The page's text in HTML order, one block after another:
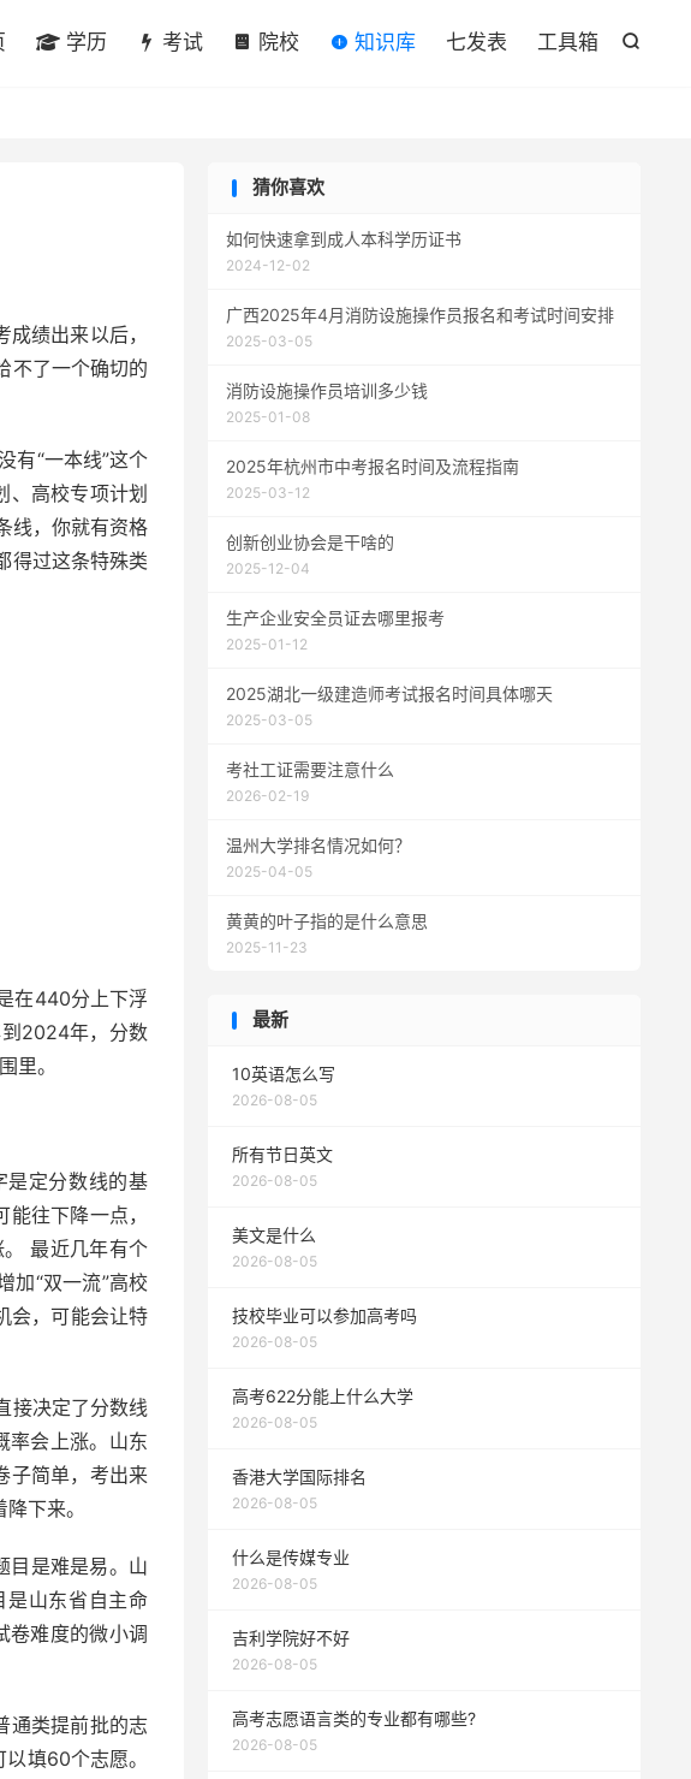

学历 考试 院校 知识库 七发表 工具箱
绩出来以后，
不了一个确切的
有“一本线”这个
、高校专项计划
线，你就有资格
得过这条特殊类
在440分上下浮
2024年，分数
里。
是定分数线的基
往下降一点，
最近几年有个
加“双一流”高校
会，可能会让特
接决定了分数线
率会上涨。山东
子简单，考出来
下来。
目是难是易。山
是山东省自主命
卷难度的微小调
通类提前批的志
填60个志愿。
猜你喜欢
如何快速拿到成人本科学历证书
2024-12-02
广西2025年4月消防设施操作员报名和考试时间安排
2025-03-05
消防设施操作员培训多少钱
2025-01-08
2025年杭州市中考报名时间及流程指南
2025-03-12
创新创业协会是干啥的
2025-12-04
生产企业安全员证去哪里报考
2025-01-12
2025湖北一级建造师考试报名时间具体哪天
2025-03-05
考社工证需要注意什么
2026-02-19
温州大学排名情况如何？
2025-04-05
黄黄的叶子指的是什么意思
2025-11-23
最新
10英语怎么写
2026-08-05
所有节日英文
2026-08-05
美文是什么
2026-08-05
技校毕业可以参加高考吗
2026-08-05
高考622分能上什么大学
2026-08-05
香港大学国际排名
2026-08-05
什么是传媒专业
2026-08-05
吉利学院好不好
2026-08-05
高考志愿语言类的专业都有哪些?
2026-08-05